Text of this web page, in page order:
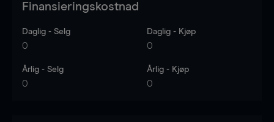
Finansieringskostnad
Daglig - Selg
0
Daglig - Kjøp
0
Årlig - Selg
0
Årlig - Kjøp
0